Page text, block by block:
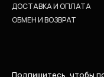
ОБМЕН И ВОЗВРАТ
Подпишитесь, чтобы
ДОСТАВКА И ОПЛАТА